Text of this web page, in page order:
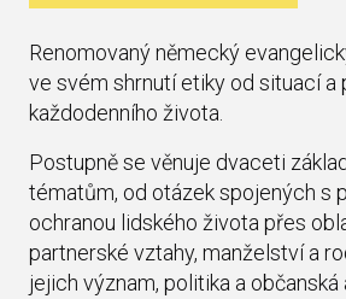
Renomovaný německý
ve svém shrnutí etiky od situací a
každodenního života.
Postupně se věnuje dvaceti
tématům, od otázek spojených s
ochranou lidského života přes
partnerské vztahy, manželství a
jejich význam, politika a občanská